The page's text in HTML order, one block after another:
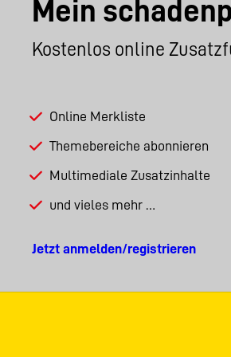
Mein
Kostenlos online
Online Merkliste
Themebereiche abonnieren
Multimediale Zusatzinhalte
und vieles mehr …
Jetzt anmelden/registrieren